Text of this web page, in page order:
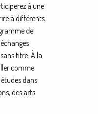
à une
à différents
de
titre. À la
comme
dans
des arts